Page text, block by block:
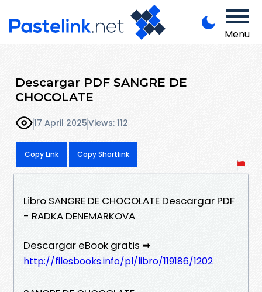
Menu
Descargar PDF SANGRE DE
CHOCOLATE
17 April 2025Views: 112
Copy Link Copy Shortlink
Libro SANGRE DE CHOCOLATE Descargar PDF
- RADKA DENEMARKOVA
Descargar eBook gratis ➡
http://filesbooks.info/pl/libro/119186/1202